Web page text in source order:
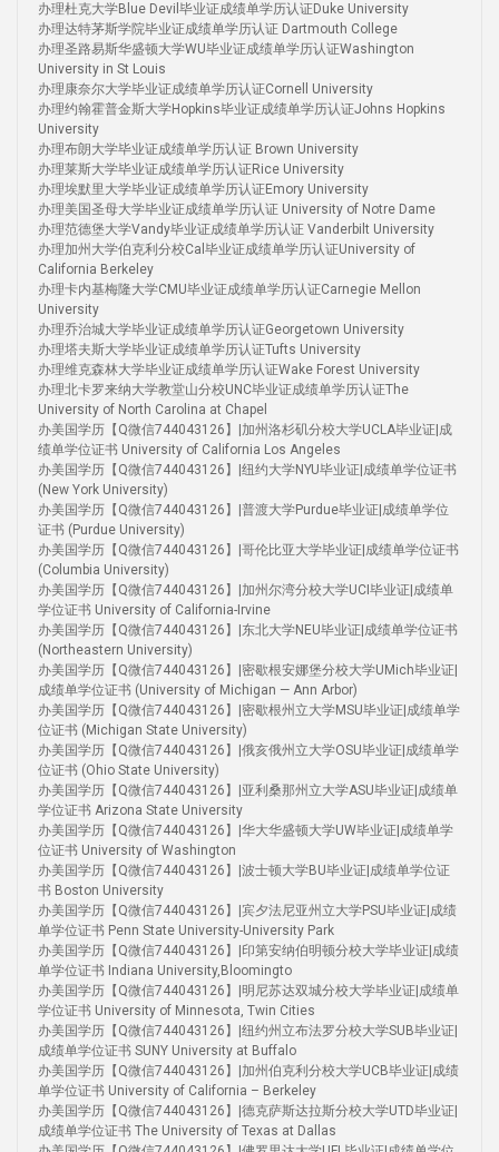
办理杜克大学Blue Devil毕业证成绩单学历认证Duke University
办理达特茅斯学院毕业证成绩单学历认证 Dartmouth College
办理圣路易斯华盛顿大学WU毕业证成绩单学历认证Washington
University in St Louis
办理康奈尔大学毕业证成绩单学历认证Cornell University
办理约翰霍普金斯大学Hopkins毕业证成绩单学历认证Johns Hopkins
University
办理布朗大学毕业证成绩单学历认证 Brown University
办理莱斯大学毕业证成绩单学历认证Rice University
办理埃默里大学毕业证成绩单学历认证Emory University
办理美国圣母大学毕业证成绩单学历认证 University of Notre Dame
办理范德堡大学Vandy毕业证成绩单学历认证 Vanderbilt University
办理加州大学伯克利分校Cal毕业证成绩单学历认证University of
California Berkeley
办理卡内基梅隆大学CMU毕业证成绩单学历认证Carnegie Mellon
University
办理乔治城大学毕业证成绩单学历认证Georgetown University
办理塔夫斯大学毕业证成绩单学历认证Tufts University
办理维克森林大学毕业证成绩单学历认证Wake Forest University
办理北卡罗来纳大学教堂山分校UNC毕业证成绩单学历认证The
University of North Carolina at Chapel
办美国学历【Q微信744043126】|加州洛杉矶分校大学UCLA毕业证|成
绩单学位证书 University of California Los Angeles
办美国学历【Q微信744043126】|纽约大学NYU毕业证|成绩单学位证书
(New York University)
办美国学历【Q微信744043126】|普渡大学Purdue毕业证|成绩单学位
证书 (Purdue University)
办美国学历【Q微信744043126】|哥伦比亚大学毕业证|成绩单学位证书
(Columbia University)
办美国学历【Q微信744043126】|加州尔湾分校大学UCI毕业证|成绩单
学位证书 University of California-Irvine
办美国学历【Q微信744043126】|东北大学NEU毕业证|成绩单学位证书
(Northeastern University)
办美国学历【Q微信744043126】|密歇根安娜堡分校大学UMich毕业证|
成绩单学位证书 (University of Michigan — Ann Arbor)
办美国学历【Q微信744043126】|密歇根州立大学MSU毕业证|成绩单学
位证书 (Michigan State University)
办美国学历【Q微信744043126】|俄亥俄州立大学OSU毕业证|成绩单学
位证书 (Ohio State University)
办美国学历【Q微信744043126】|亚利桑那州立大学ASU毕业证|成绩单
学位证书 Arizona State University
办美国学历【Q微信744043126】|华大华盛顿大学UW毕业证|成绩单学
位证书 University of Washington
办美国学历【Q微信744043126】|波士顿大学BU毕业证|成绩单学位证
书 Boston University
办美国学历【Q微信744043126】|宾夕法尼亚州立大学PSU毕业证|成绩
单学位证书 Penn State University-University Park
办美国学历【Q微信744043126】|印第安纳伯明顿分校大学毕业证|成绩
单学位证书 Indiana University,Bloomingto
办美国学历【Q微信744043126】|明尼苏达双城分校大学毕业证|成绩单
学位证书 University of Minnesota, Twin Cities
办美国学历【Q微信744043126】|纽约州立布法罗分校大学SUB毕业证|
成绩单学位证书 SUNY University at Buffalo
办美国学历【Q微信744043126】|加州伯克利分校大学UCB毕业证|成绩
单学位证书 University of California – Berkeley
办美国学历【Q微信744043126】|德克萨斯达拉斯分校大学UTD毕业证|
成绩单学位证书 The University of Texas at Dallas